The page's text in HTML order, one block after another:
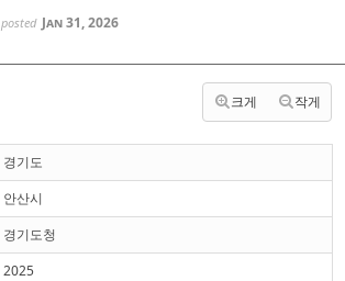
posted Jan 31, 2026
크게 작게
경기도
안산시
경기도청
2025